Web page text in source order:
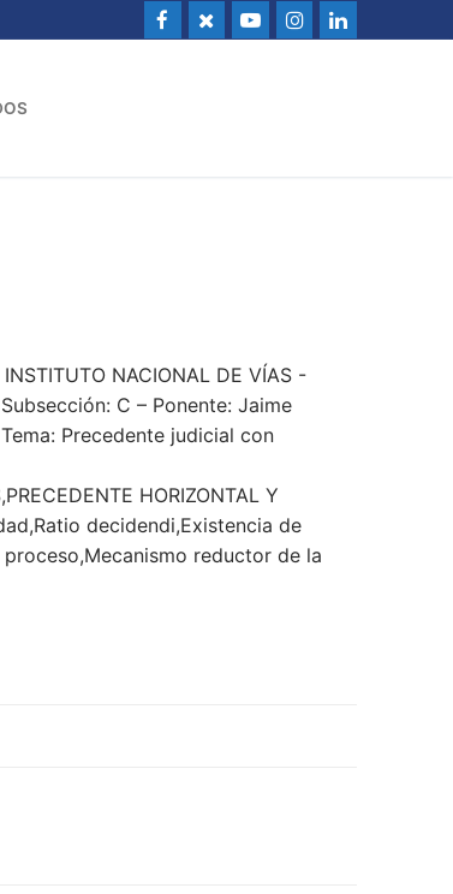
NACIONAL DE VÍAS -
C – Ponente: Jaime
Precedente judicial con
HORIZONTAL Y
decidendi,Existencia de
reductor de la